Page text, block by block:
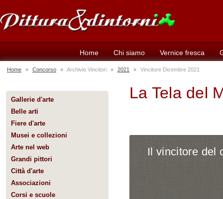
Home Chi siamo Vernice fresca
Home » Concorso » Archivio Vincitori » 2021 » Vincitore Dicembre 2021
Gallerie d'arte
Belle arti
Fiere d'arte
Musei e collezioni
Arte nel web
Grandi pittori
Città d'arte
Associazioni
Corsi e scuole
La Tela del
Il vincitore del